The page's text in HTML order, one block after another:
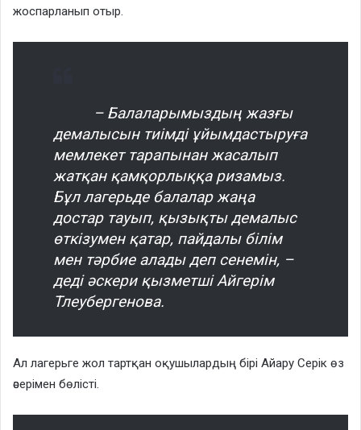
жоспарланып отыр.
– Балаларымыздың жазғы
демалысын тиімді ұйымдастыруға
мемлекет тарапынан жасалып
жатқан қамқорлыққа ризамыз.
Бұл лагерьде балалар жаңа
достар тауып, қызықты демалыс
өткізумен қатар, пайдалы білім
мен тәрбие алады деп сенемін, –
деді әскери қызметші Айгерім
Тлеубергенова.
Ал лагерьге жол тартқан оқушылардың бірі Айару Серік өз
әсерімен бөлісті.